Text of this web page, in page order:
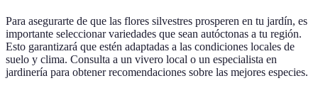
Para asegurarte de que las flores silvestres prosperen en tu jardín, es
importante seleccionar variedades que sean autóctonas a tu región.
Esto garantizará que estén adaptadas a las condiciones locales de
suelo y clima. Consulta a un vivero local o un especialista en
jardinería para obtener recomendaciones sobre las mejores especies.